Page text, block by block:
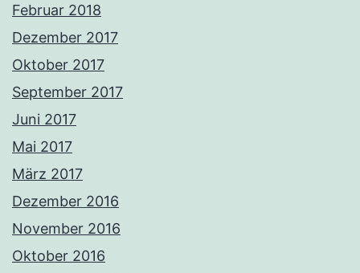
Februar 2018
Dezember 2017
Oktober 2017
September 2017
Juni 2017
Mai 2017
März 2017
Dezember 2016
November 2016
Oktober 2016